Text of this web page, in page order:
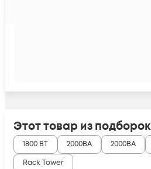
Этот товар из подборок
1800 ВТ 2000ВА 2000ВА
Rack Tower